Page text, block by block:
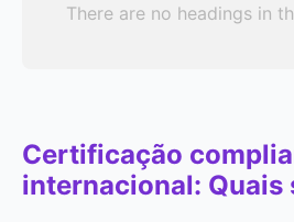
There are no headings in
Certificação
internacional: Quais